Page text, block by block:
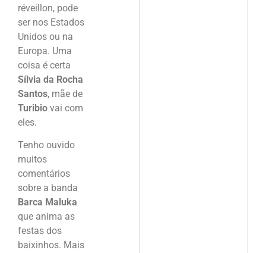
réveillon, pode
ser nos Estados
Unidos ou na
Europa. Uma
coisa é certa
Sílvia da Rocha
Santos, mãe de
Turibio vai com
eles.
Tenho ouvido
muitos
comentários
sobre a banda
Barca Maluka
que anima as
festas dos
baixinhos. Mais